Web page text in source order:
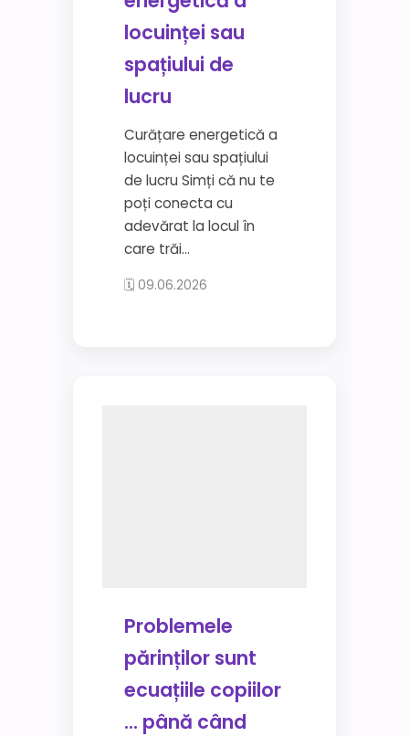
locuinței sau
spațiului de
lucru
Curățare energetică a
locuinței sau spațiului
de lucru Simți că nu te
poți conecta cu
adevărat la locul în
care trăi...
🗓 09.06.2026
Problemele
părinților sunt
ecuațiile copiilor
… până când